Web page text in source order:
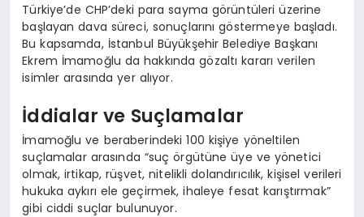
Türkiye’de CHP’deki para sayma görüntüleri üzerine
başlayan dava süreci, sonuçlarını göstermeye başladı.
Bu kapsamda, İstanbul Büyükşehir Belediye Başkanı
Ekrem İmamoğlu da hakkında gözaltı kararı verilen
isimler arasında yer alıyor.
İddialar ve Suçlamalar
İmamoğlu ve beraberindeki 100 kişiye yöneltilen
suçlamalar arasında “suç örgütüne üye ve yönetici
olmak, irtikap, rüşvet, nitelikli dolandırıcılık, kişisel verileri
hukuka aykırı ele geçirmek, ihaleye fesat karıştırmak”
gibi ciddi suçlar bulunuyor.